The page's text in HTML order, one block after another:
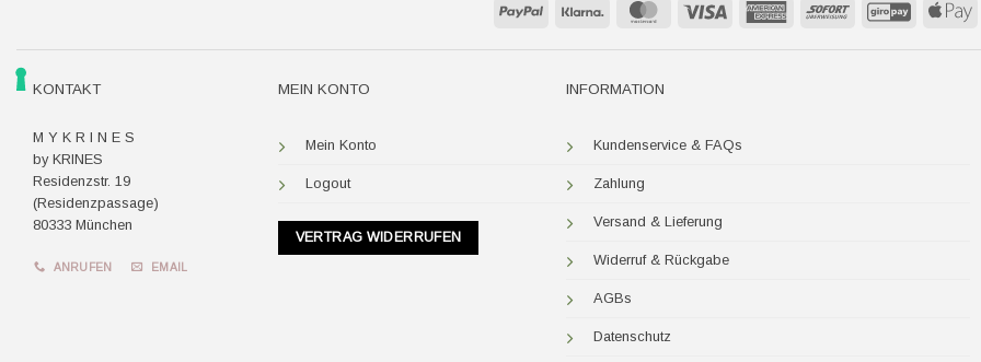
PayPal Klarna MasterCard Visa
AmericanSofort GiroPay
KONTAKT
M Y K R I N E S
by KRINES
Residenzstr. 19
(Residenzpassage)
80333 München
ANRUFEN EMAIL
MEIN KONTO
Mein Konto
Logout
VERTRAG WIDERRUFEN
INFORMATION
Kundenservice & FAQs
Zahlung
Versand & Lieferung
Widerruf & Rückgabe
AGBs
Datenschutz